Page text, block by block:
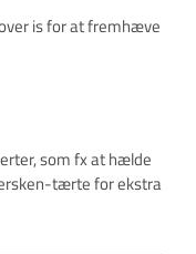
is for at fremhæve
som fx at hælde
tærte for ekstra